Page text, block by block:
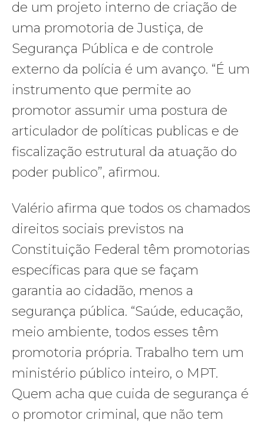
de um projeto interno de criação de
uma promotoria de Justiça, de
Segurança Pública e de controle
externo da polícia é um avanço. “É um
instrumento que permite ao
promotor assumir uma postura de
articulador de políticas publicas e de
fiscalização estrutural da atuação do
poder publico”, afirmou.
Valério afirma que todos os chamados
direitos sociais previstos na
Constituição Federal têm promotorias
específicas para que se façam
garantia ao cidadão, menos a
segurança pública. “Saúde, educação,
meio ambiente, todos esses têm
promotoria própria. Trabalho tem um
ministério público inteiro, o MPT.
Quem acha que cuida de segurança é
o promotor criminal, que não tem